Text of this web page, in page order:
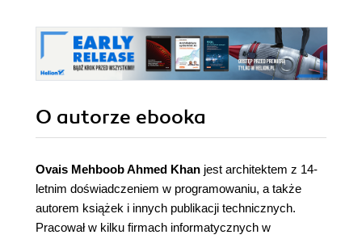
O autorze ebooka
Ovais Mehboob Ahmed Khan jest architektem z 14-
letnim doświadczeniem w programowaniu, a także
autorem książek i innych publikacji technicznych.
Pracował w kilku firmach informatycznych w